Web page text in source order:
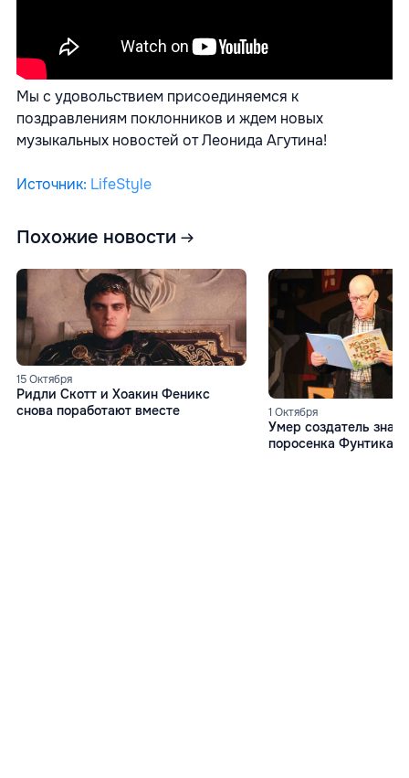
Мы с удовольствием присоединяемся к
поздравлениям поклонников и ждем новых
музыкальных новостей от Леонида Агутина!
Источник: LifeStyle
Похожие новости
15 Октября
Ридли Скотт и Хоакин Феникс
снова поработают вместе
1 Октября
Умер cоздатель
поросенка Фунтика,